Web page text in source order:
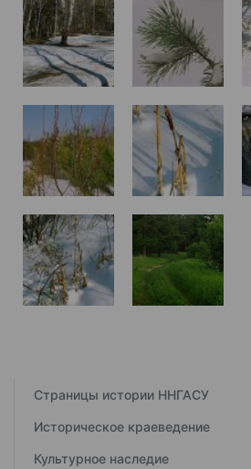
Страницы истории ННГАСУ
Историческое краеведение
Культурное наследие